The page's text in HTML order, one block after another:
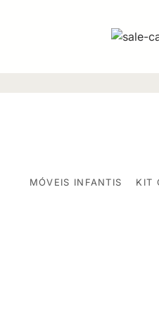
MÓVEIS INFANTIS KIT